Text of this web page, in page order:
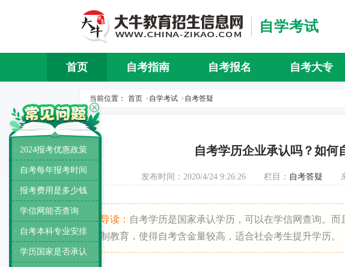
自学考试
首页 自考指南 自考报名 自考大专
当前位置： 首页 > 自学考试 > 自考答疑
自考学历企业承认吗？如何
发布时间：2020/4/24 9:26:26 栏目： 自考答疑
导读： 自考学历是国家承认学历，可以在学信网查询。而
制教育，使得自考含金量较高，适合社会考生提升学历。
· 2024报考优惠政策
· 自考每年报考时间
· 报考费用是多少钱
· 学信网能否查询
· 自考本科专业安排
· 学历国家是否承认